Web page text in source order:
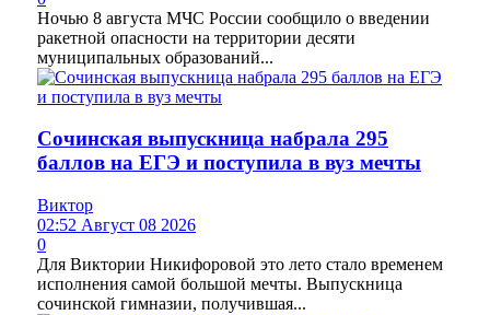
Ночью 8 августа МЧС России сообщило о введении
ракетной опасности на территории десяти
муниципальных образований...
Сочинская выпускница набрала 295
баллов на ЕГЭ и поступила в вуз мечты
Виктор
02:52 Август 08 2026
0
Для Виктории Никифоровой это лето стало временем
исполнения самой большой мечты. Выпускница
сочинской гимназии, получившая...